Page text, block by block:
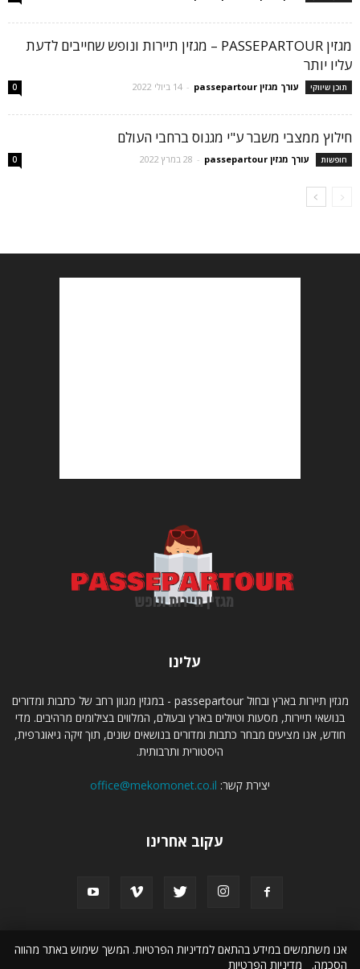
מגזין PASSEPARTOUR – מגזין תיירות ונופש שחייבים לדעת
עליו יותר
תוכן שיווקי עורך מגזין passepartour - 14 ביולי 2022 0
חילוץ ממצבי משבר ע"י מגנוס ברחבי העולם
חופשות עורך מגזין passepartour - 28 במרץ 2022 0
עלינו
מגזין תיירות בארץ ובחול passepartour - במגזין מגוון רחב של כתבות ומדורים
בנושאי תיירות, מסעות וטיולים בארץ ובעולם, המלווים בצילומים מרהיבים. מדי
חודש, אנו מציעים מבחר כתבות ומדורים בנושאים שונים, תוך זיקה גיאוגרפית,
היסטורית ותרבותית.
יצירת קשר: office@mekomonet.co.il
עקוב אחרינו
תמיכה פרסמו אצלנו קבוצת מקומונט מחפשים כותבים
טיול לסלוניקי
אנו משתמשים במידע בהתאם למדיניות הפרטיות. המשך שימוש באתר מהווה
הסכמה. מדיניות הפרטיות